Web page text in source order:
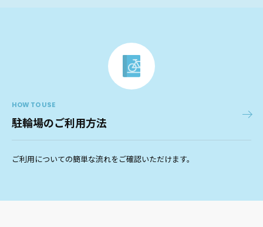
HOW TO USE
駐輪場のご利用方法
ご利用についての簡単な流れをご確認いただけます。